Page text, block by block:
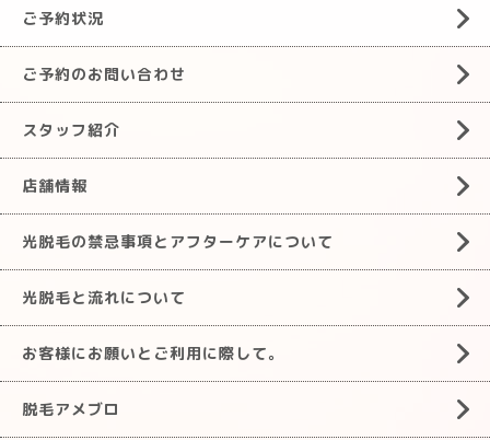
ご予約状況
ご予約のお問い合わせ
スタッフ紹介
店舗情報
光脱毛の禁忌事項とアフターケアについて
光脱毛と流れについて
お客様にお願いとご利用に際して。
脱毛アメブロ